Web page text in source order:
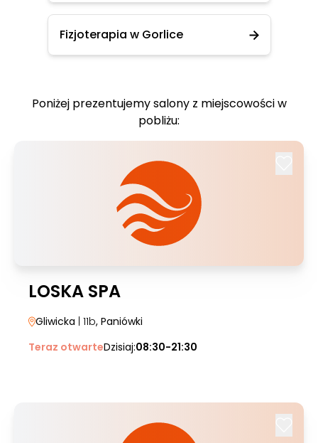
Fizjoterapia w Gorlice
Poniżej prezentujemy salony z miejscowości w
pobliżu:
LOSKA SPA
Gliwicka | 11b, Paniówki
Teraz otwarteDzisiaj:08:30-21:30